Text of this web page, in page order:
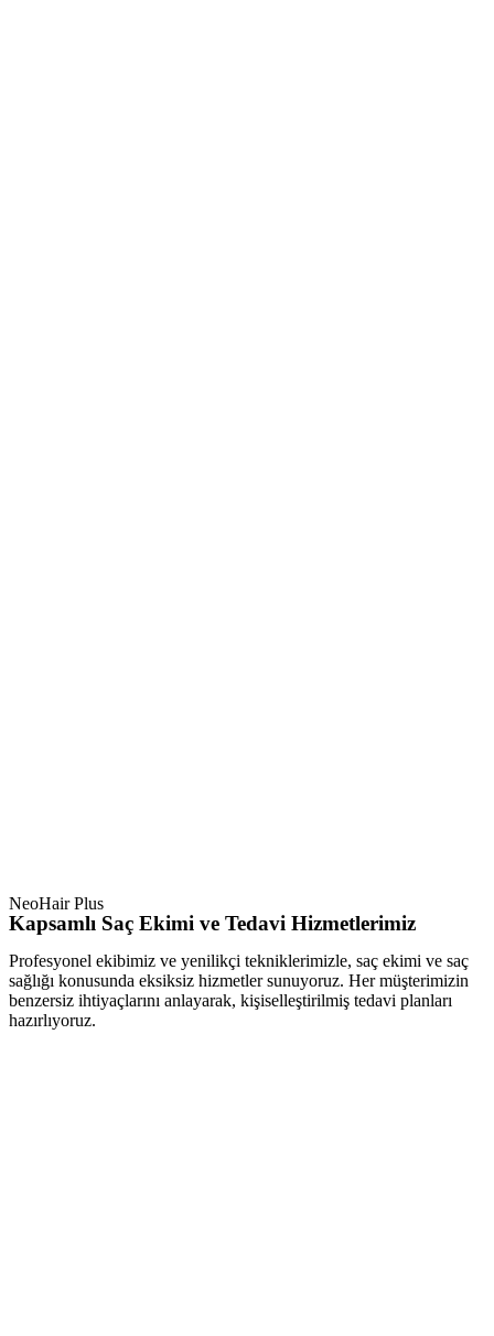
NeoHair Plus
Kapsamlı Saç Ekimi ve Tedavi Hizmetlerimiz
Profesyonel ekibimiz ve yenilikçi tekniklerimizle, saç ekimi ve saç
sağlığı konusunda eksiksiz hizmetler sunuyoruz. Her müşterimizin
benzersiz ihtiyaçlarını anlayarak, kişiselleştirilmiş tedavi planları
hazırlıyoruz.